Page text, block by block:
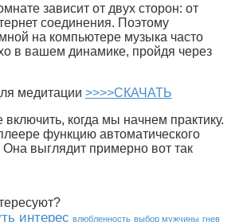
зависит от двух сторон: от
соединения. Поэтому
на компьютере музыка часто
в вашем динамике, пройдя через
медитации >>>>СКАЧАТЬ
включить, когда мы начнем практику.
функцию автоматического
выглядит примерно вот так
интерес влюбленность выбор мужчины гнев